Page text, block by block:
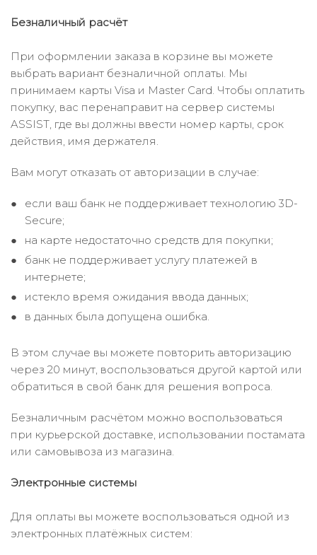
Безналичный расчёт
При оформлении заказа в корзине вы можете
выбрать вариант безналичной оплаты. Мы
принимаем карты Visa и Master Card. Чтобы оплатить
покупку, вас перенаправит на сервер системы
ASSIST, где вы должны ввести номер карты, срок
действия, имя держателя.
Вам могут отказать от авторизации в случае:
если ваш банк не поддерживает технологию 3D-
Secure;
на карте недостаточно средств для покупки;
банк не поддерживает услугу платежей в
интернете;
истекло время ожидания ввода данных;
в данных была допущена ошибка.
В этом случае вы можете повторить авторизацию
через 20 минут, воспользоваться другой картой или
обратиться в свой банк для решения вопроса.
Безналичным расчётом можно воспользоваться
при курьерской доставке, использовании постамата
или самовывоза из магазина.
Электронные системы
Для оплаты вы можете воспользоваться одной из
электронных платёжных систем: